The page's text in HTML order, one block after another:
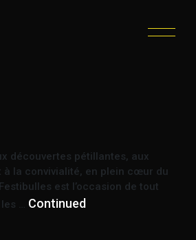
:
découvertes pétillantes, aux
la convivialité, en plein cœur du
est l’occasion de tout
… Continued